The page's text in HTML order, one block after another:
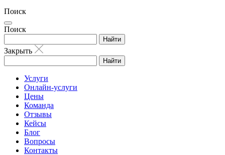
Поиск
Поиск
Найти
Закрыть
Найти
Услуги
Онлайн-услуги
Цены
Команда
Отзывы
Кейсы
Блог
Вопросы
Контакты